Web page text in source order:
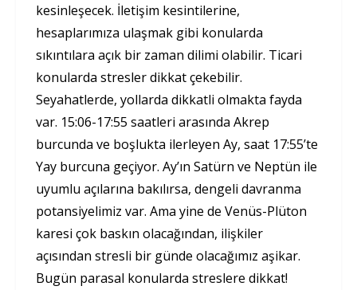
kesinleşecek. İletişim kesintilerine,
hesaplarımıza ulaşmak gibi konularda
sıkıntılara açık bir zaman dilimi olabilir. Ticari
konularda stresler dikkat çekebilir.
Seyahatlerde, yollarda dikkatli olmakta fayda
var. 15:06-17:55 saatleri arasında Akrep
burcunda ve boşlukta ilerleyen Ay, saat 17:55’te
Yay burcuna geçiyor. Ay’ın Satürn ve Neptün ile
uyumlu açılarına bakılırsa, dengeli davranma
potansiyelimiz var. Ama yine de Venüs-Plüton
karesi çok baskın olacağından, ilişkiler
açısından stresli bir günde olacağımız aşikar.
Bugün parasal konularda streslere dikkat!